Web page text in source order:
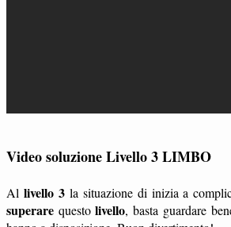
Video soluzione Livello 3 LIMBO
Al livello 3la situazione di inizia a
superare questolivello, basta guardare